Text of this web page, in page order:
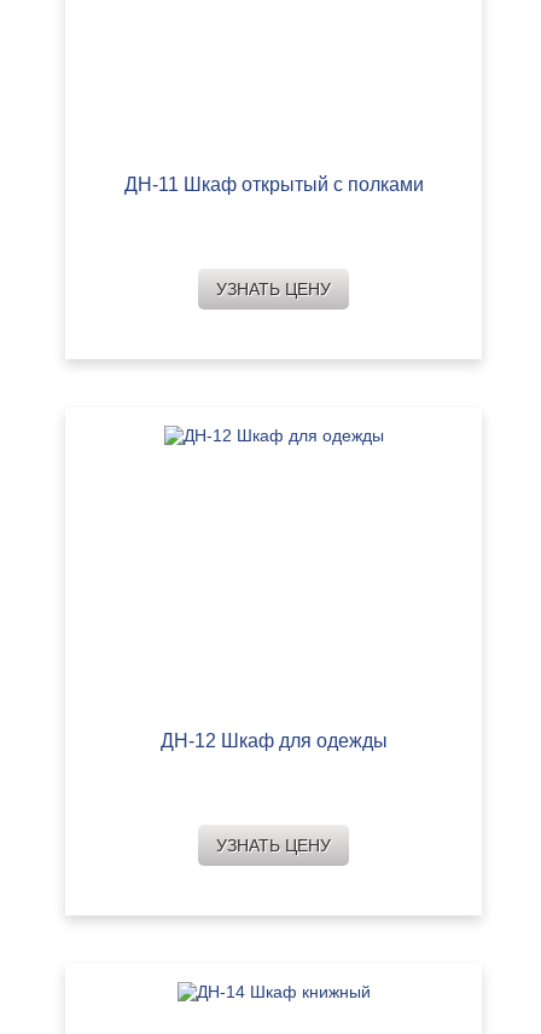
ДН-11 Шкаф открытый с полками
УЗНАТЬ ЦЕНУ
ДН-12 Шкаф для одежды
УЗНАТЬ ЦЕНУ